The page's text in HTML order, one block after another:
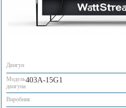
Двигун
Модель
двигуна
403A-15G1
Виробник